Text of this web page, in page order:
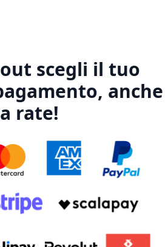
scegli il tuo
anche
a rate!